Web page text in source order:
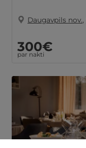
Daugavpils nov.,
300€
par nakti